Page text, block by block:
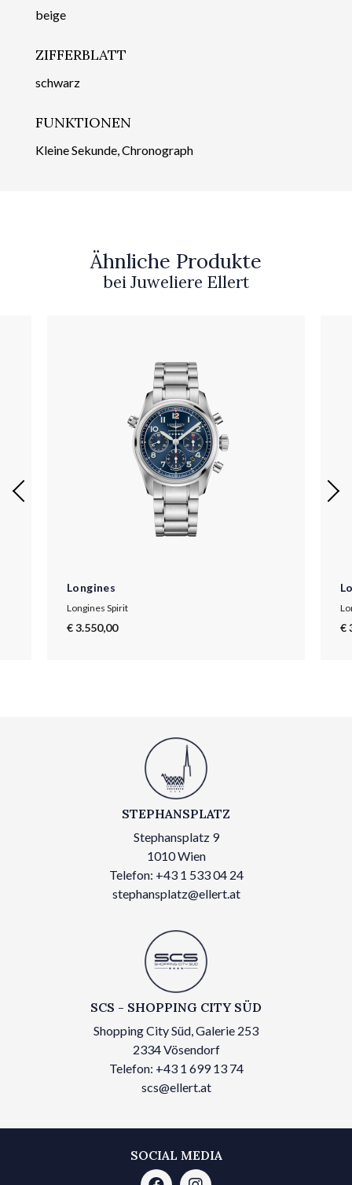
beige
ZIFFERBLATT
schwarz
FUNKTIONEN
Kleine Sekunde, Chronograph
Ähnliche Produkte
bei Juweliere Ellert
Longines
Longines Spirit
€ 3.550,00 €
STEPHANSPLATZ
Stephansplatz 9
1010 Wien
Telefon: +43 1 533 04 24
stephansplatz@ellert.at
SCS - SHOPPING CITY SÜD
Shopping City Süd, Galerie 253
2334 Vösendorf
Telefon: +43 1 699 13 74
scs@ellert.at
SOCIAL MEDIA